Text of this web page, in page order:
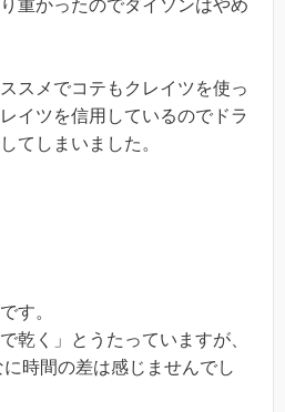
重かったのでダイソンはやめ
スメでコテもクレイツを使っ
イツを信用しているのでドラ
てしまいました。
す。
乾く」とうたっていますが、
時間の差は感じませんでし